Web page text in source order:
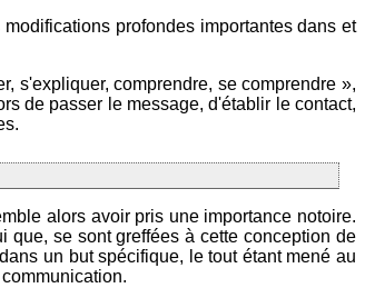
profondes importantes dans et
s'expliquer, comprendre, se comprendre »,
de passer le message, d'établir le contact,
alors avoir pris une importance notoire.
que, se sont greffées à cette conception de
un but spécifique, le tout étant mené au